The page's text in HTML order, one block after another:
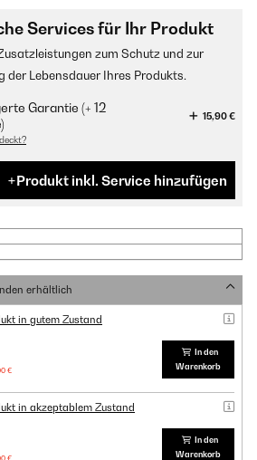
Services für Ihr Produkt
zum Schutz und zur
der Lebensdauer Ihres Produkts.
Garantie (+ 12
15,90 €
Produkt inkl. Service hinzufügen
erhältlich
in gutem Zustand
€
In den
Warenkorb
in akzeptablem Zustand
€
In den
Warenkorb